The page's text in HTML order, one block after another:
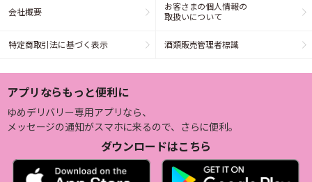
会社概要
お客さまの個人情報の
取扱いについて
特定商取引法に基づく表示 酒類販売管理者標識
アプリならもっと便利に
ゆめデリバリー専用アプリなら、
メッセージの通知がスマホに来るので、さらに便利。
ダウンロードはこちら